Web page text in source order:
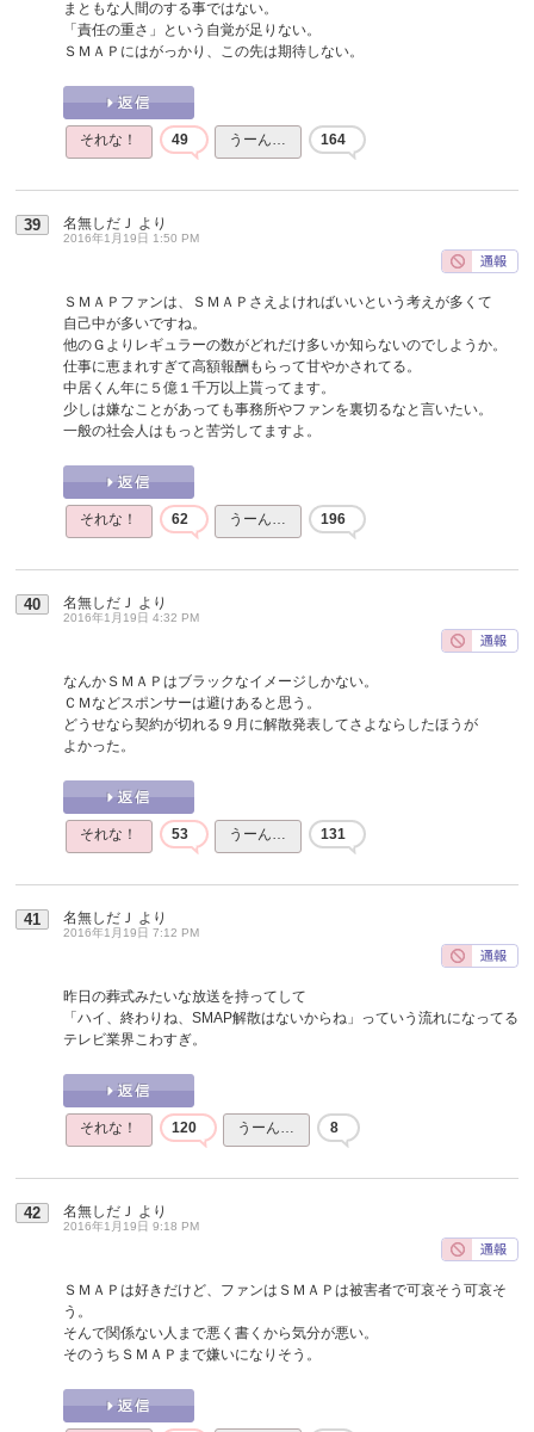
まともな人間のする事ではない。
「責任の重さ」という自覚が足りない。
ＳＭＡＰにはがっかり、この先は期待しない。
それな！ 49 うーん… 164
39 名無しだＪ より
2016年1月19日 1:50 PM
ＳＭＡＰファンは、ＳＭＡＰさえよければいいという考えが多くて
自己中が多いですね。
他のＧよりレギュラーの数がどれだけ多いか知らないのでしようか。
仕事に恵まれすぎて高額報酬もらって甘やかされてる。
中居くん年に５億１千万以上貰ってます。
少しは嫌なことがあっても事務所やファンを裏切るなと言いたい。
一般の社会人はもっと苦労してますよ。
それな！ 62 うーん… 196
40 名無しだＪ より
2016年1月19日 4:32 PM
なんかＳＭＡＰはブラックなイメージしかない。
ＣＭなどスポンサーは避けあると思う。
どうせなら契約が切れる９月に解散発表してさよならしたほうが
よかった。
それな！ 53 うーん… 131
41 名無しだＪ より
2016年1月19日 7:12 PM
昨日の葬式みたいな放送を持ってして
「ハイ、終わりね、SMAP解散はないからね」っていう流れになってる
テレビ業界こわすぎ。
それな！ 120 うーん… 8
42 名無しだＪ より
2016年1月19日 9:18 PM
ＳＭＡＰは好きだけど、ファンはＳＭＡＰは被害者で可哀そう可哀そ
う。
そんで関係ない人まで悪く書くから気分が悪い。
そのうちＳＭＡＰまで嫌いになりそう。